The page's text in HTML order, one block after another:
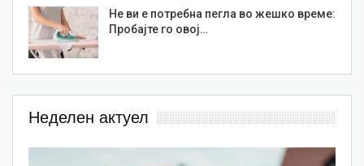
Не ви е потребна пегла во жешко време:
Пробајте го овој…
Неделен актуел